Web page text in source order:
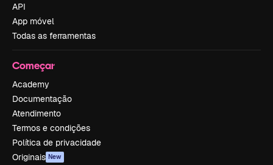
API
App móvel
Todas as ferramentas
Começar
Academy
Documentação
Atendimento
Termos e condições
Política de privacidade
Originais New